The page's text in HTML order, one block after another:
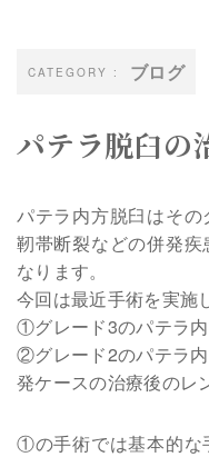
ブログ
パテラ脱臼の
パテラ内方脱臼はそ
靭帯断裂などの併発
なります。
今回は最近手術を実施
①グレード3のパテラ
②グレード2のパテラ
発ケースの治療後のレ
①の手術では基本的な